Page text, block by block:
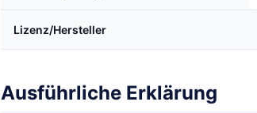
Lizenz/Hersteller
Ausführliche Erklärung